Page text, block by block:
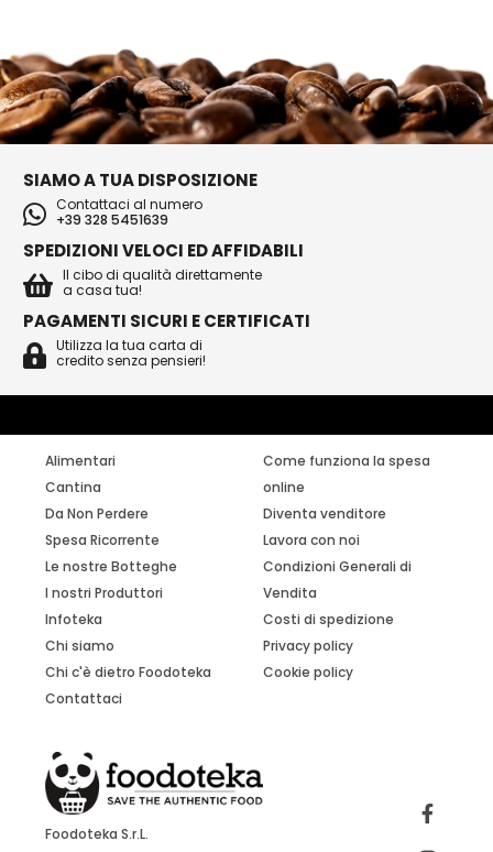
SIAMO A TUA DISPOSIZIONE
Contattaci al numero
+39 328 5451639
SPEDIZIONI VELOCI ED AFFIDABILI
Il cibo di qualità direttamente
a casa tua!
PAGAMENTI SICURI E CERTIFICATI
Utilizza la tua carta di
credito senza pensieri!
Alimentari
Cantina
Da Non Perdere
Spesa Ricorrente
Le nostre Botteghe
I nostri Produttori
Infoteka
Chi siamo
Chi c'è dietro Foodoteka
Contattaci
Come funziona la spesa
online
Diventa venditore
Lavora con noi
Condizioni Generali di
Vendita
Costi di spedizione
Privacy policy
Cookie policy
Foodoteka S.r.L.